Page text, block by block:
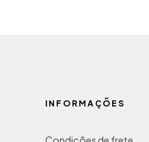
INFORMAÇÕES